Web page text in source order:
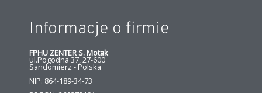
Informacje o firmie
FPHU ZENTER S. Motak
ul.Pogodna 37, 27-600
Sandomierz - Polska
NIP: 864-189-34-73